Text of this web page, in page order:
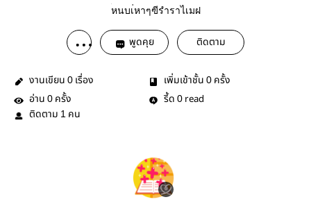
้่หนบเ่หาๆฃีรำราไเมฝ
พูดคุย ติดตาม
งานเขียน 0 เรื่อง เพิ่มเข้าชั้น 0 ครั้ง
อ่าน 0 ครั้ง รี้ด 0 read
ติดตาม 1 คน